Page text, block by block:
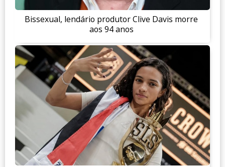
Bissexual, lendário produtor Clive Davis morre
aos 94 anos